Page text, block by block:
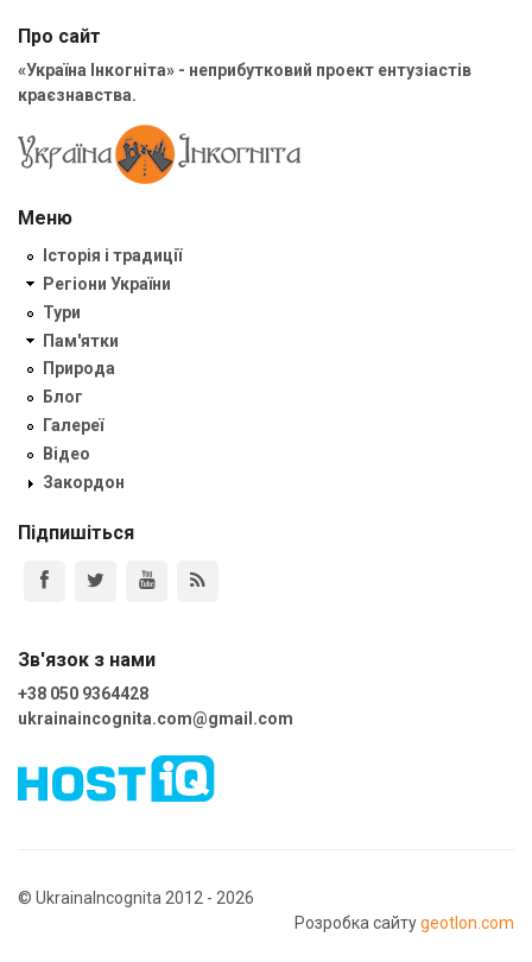
Про сайт
«Україна Інкогніта» - неприбутковий проект ентузіастів
краєзнавства.
Меню
Історія і традиції
Регіони України
Тури
Пам'ятки
Природа
Блог
Галереї
Відео
Закордон
Підпишіться
Зв'язок з нами
+38 050 9364428
ukrainaincognita.com@gmail.com
© UkrainaIncognita 2012 - 2026
Розробка сайтуgeotlon.com